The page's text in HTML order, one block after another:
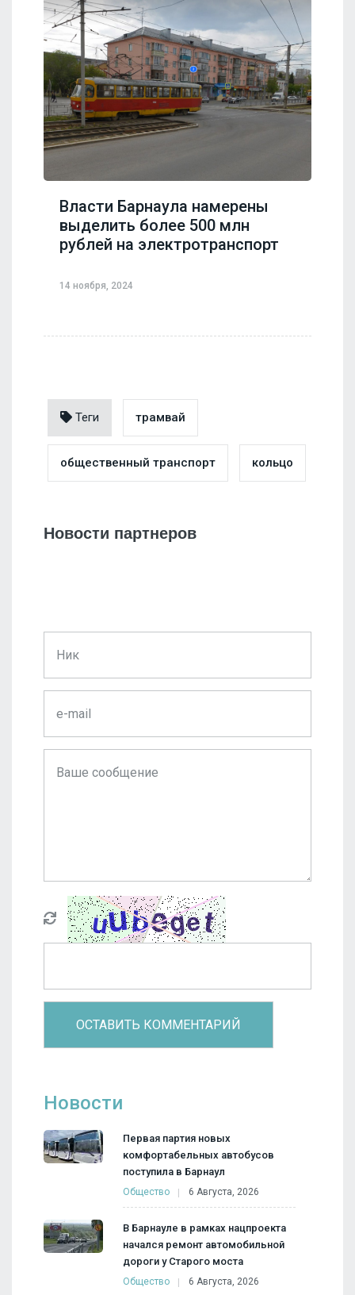
Власти Барнаула намерены
выделить более 500 млн
рублей на электротранспорт
14 ноября, 2024
Теги трамвай
общественный транспорт кольцо
Новости партнеров
Новости
Первая партия новых
комфортабельных автобусов
поступила в Барнаул
Общество 6 Августа, 2026
В Барнауле в рамках нацпроекта
начался ремонт автомобильной
дороги у Старого моста
Общество 6 Августа, 2026